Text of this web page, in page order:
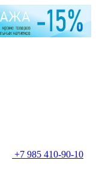
+7 985 410-90-10